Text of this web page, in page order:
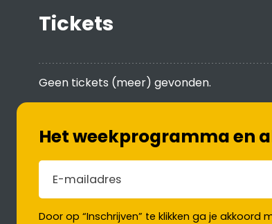
Tickets
Geen tickets (meer) gevonden.
Het weekprogramma en
E-mailadres
Door op “Inschrijven” te klikken ga je akkoord